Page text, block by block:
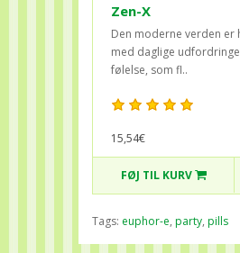
Zen-X
Den moderne verden er
med daglige
følelse, som fl..
15,54€
FØJ TIL KURV
Tags: euphor-e, party, pills